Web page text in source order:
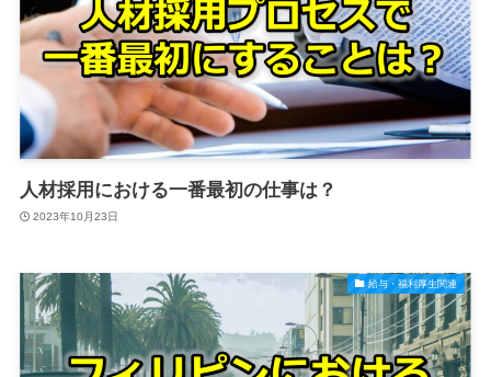
人材採用における一番最初の仕事は？
2023年10月23日
給与・福利厚生関連